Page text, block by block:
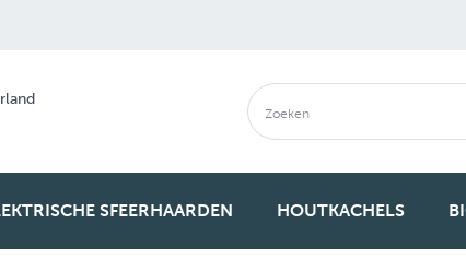
SFEERHAARDEN HOUTKACHELS